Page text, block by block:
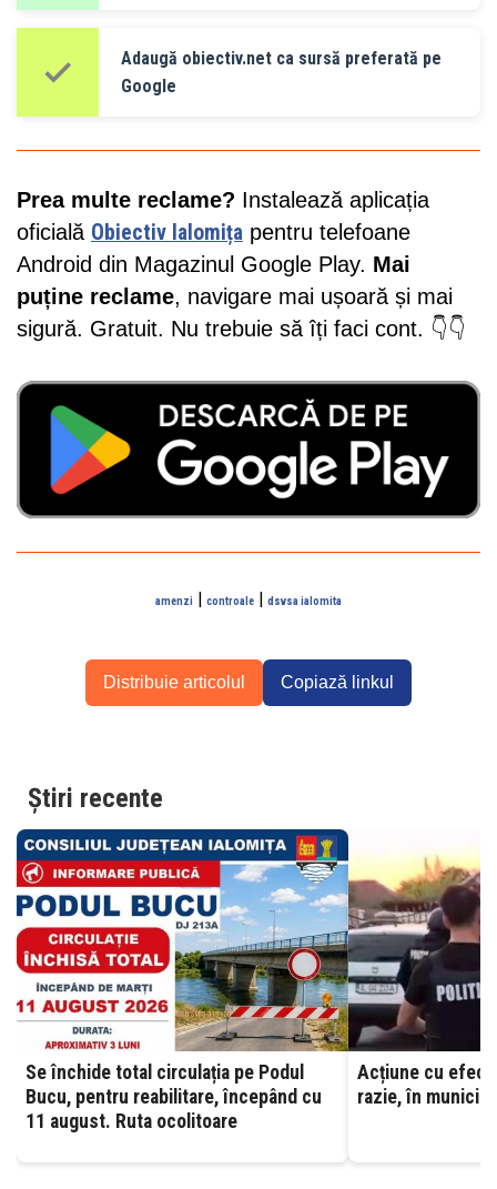
Adaugă obiectiv.net ca sursă preferată pe
Google
Prea multe reclame? Instalează aplicația
oficială Obiectiv Ialomița pentru telefoane
Android din Magazinul Google Play. Mai
puține reclame, navigare mai ușoară și mai
sigură. Gratuit. Nu trebuie să îți faci cont. 👇👇
amenzi | controale | dsvsa ialomita
Distribuie articolul Copiază linkul
Știri recente
Se închide total circulația pe Podul
Bucu, pentru reabilitare, începând cu
11 august. Ruta ocolitoare
Acțiune cu
razie, în